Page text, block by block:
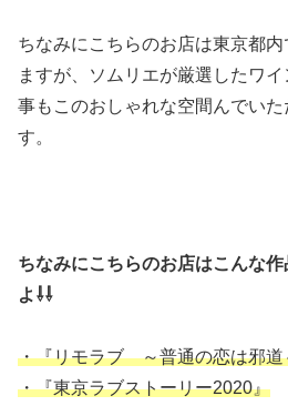
ちなみにこちらのお店は東京都
ますが、ソムリエが厳選したワ
事もこのおしゃれな空間んでい
す。
ちなみにこちらのお店はこんな
よ⇩⇩
・『リモラブ ～普通の恋は邪道
・『東京ラブストーリー2020』